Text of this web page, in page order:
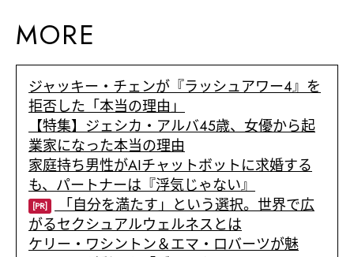
MORE
ジャッキー・チェンが『ラッシュアワー4』を
拒否した「本当の理由」
【特集】ジェシカ・アルバ45歳、女優から起
業家になった本当の理由
家庭持ち男性がAIチャットボットに求婚する
も、パートナーは『浮気じゃない』
[PR]
「自分を満たす」という選択。世界で広
がるセクシュアルウェルネスとは
ケリー・ワシントン＆エマ・ロバーツが魅